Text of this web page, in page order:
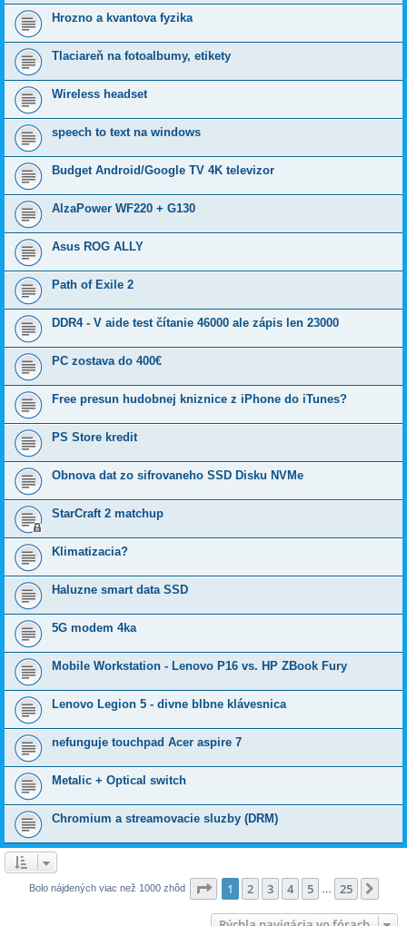
Hrozno a kvantova fyzika
Tlaciareň na fotoalbumy, etikety
Wireless headset
speech to text na windows
Budget Android/Google TV 4K televizor
AlzaPower WF220 + G130
Asus ROG ALLY
Path of Exile 2
DDR4 - V aide test čítanie 46000 ale zápis len 23000
PC zostava do 400€
Free presun hudobnej kniznice z iPhone do iTunes?
PS Store kredit
Obnova dat zo sifrovaneho SSD Disku NVMe
StarCraft 2 matchup
Klimatizacia?
Haluzne smart data SSD
5G modem 4ka
Mobile Workstation - Lenovo P16 vs. HP ZBook Fury
Lenovo Legion 5 - divne blbne klávesnica
nefunguje touchpad Acer aspire 7
Metalic + Optical switch
Chromium a streamovacie sluzby (DRM)
Bolo nájdených viac než 1000 zhôd Strana1 z25
1 2 3 4 5 25